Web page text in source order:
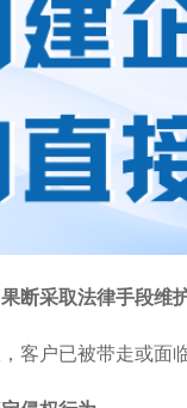
断采取法律手段维
客户已被带走或面